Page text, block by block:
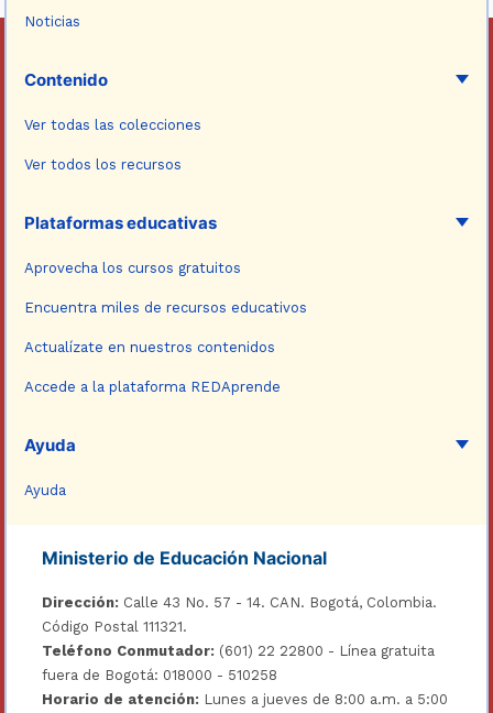
Noticias
Contenido
Ver todas las colecciones
Ver todos los recursos
Plataformas educativas
Aprovecha los cursos gratuitos
Encuentra miles de recursos educativos
Actualízate en nuestros contenidos
Accede a la plataforma REDAprende
Ayuda
Ayuda
Ministerio de Educación Nacional
Dirección: Calle 43 No. 57 - 14. CAN. Bogotá, Colombia.
Código Postal 111321.
Teléfono Conmutador: (601) 22 22800 - Línea gratuita
fuera de Bogotá: 018000 - 510258
Horario de atención: Lunes a jueves de 8:00 a.m. a 5:00